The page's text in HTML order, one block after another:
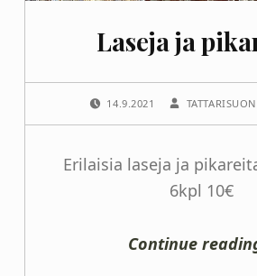
Laseja ja
14.9.2021
Erilaisia laseja ja
6kpl 10€
Continue